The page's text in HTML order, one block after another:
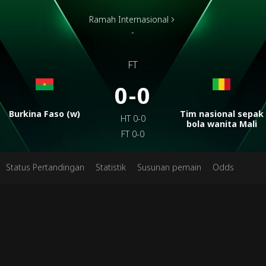
Burkina Faso (w)
Ramah Internasional
-
FT
0-0
HT 0-0
FT 0-0
Tim nasional sepak
bola wanita Mali
Status Pertandingan Statistik Susunan pemain Odds